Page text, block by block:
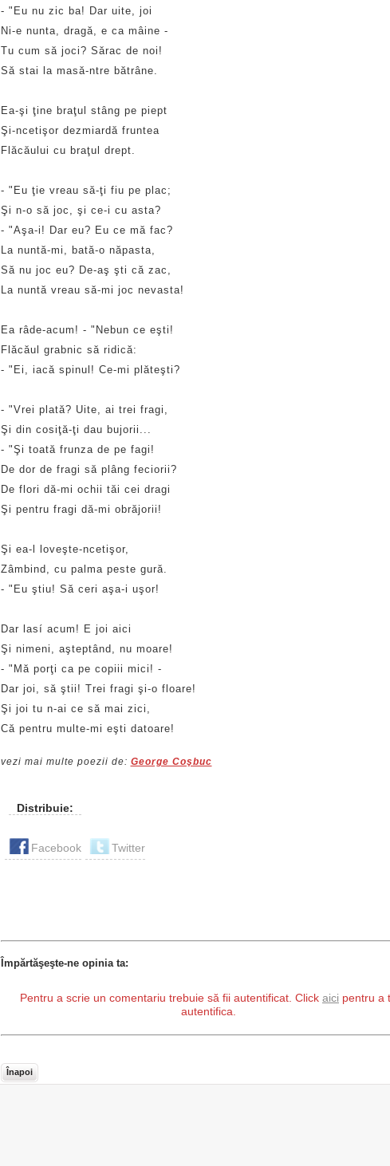
- "Eu nu zic ba! Dar uite, joi
Ni-e nunta, dragă, e ca mâine -
Tu cum să joci? Sărac de noi!
Să stai la masă-ntre bătrâne.
Ea-şi ţine braţul stâng pe piept
Şi-ncetişor dezmiardă fruntea
Flăcăului cu braţul drept.
- "Eu ţie vreau să-ţi fiu pe plac;
Şi n-o să joc, şi ce-i cu asta?
- "Aşa-i! Dar eu? Eu ce mă fac?
La nuntă-mi, bată-o năpasta,
Să nu joc eu? De-aş şti că zac,
La nuntă vreau să-mi joc nevasta!
Ea râde-acum! - "Nebun ce eşti!
Flăcăul grabnic să ridică:
- "Ei, iacă spinul! Ce-mi plăteşti?
- "Vrei plată? Uite, ai trei fragi,
Şi din cosiţă-ţi dau bujorii...
- "Şi toată frunza de pe fagi!
De dor de fragi să plâng feciorii?
De flori dă-mi ochii tăi cei dragi
Şi pentru fragi dă-mi obrăjorii!
Şi ea-l loveşte-ncetişor,
Zâmbind, cu palma peste gură.
- "Eu ştiu! Să ceri aşa-i uşor!
Dar lasí acum! E joi aici
Şi nimeni, aşteptând, nu moare!
- "Mă porţi ca pe copiii mici! -
Dar joi, să ştii! Trei fragi şi-o floare!
Şi joi tu n-ai ce să mai zici,
Că pentru multe-mi eşti datoare!
vezi mai multe poezii de: George Coşbuc
Distribuie:
Facebook Twitter
Împărtăşeşte-ne opinia ta:
Pentru a scrie un comentariu trebuie să fii autentificat. Click aici pentru a
autentifica.
Înapoi